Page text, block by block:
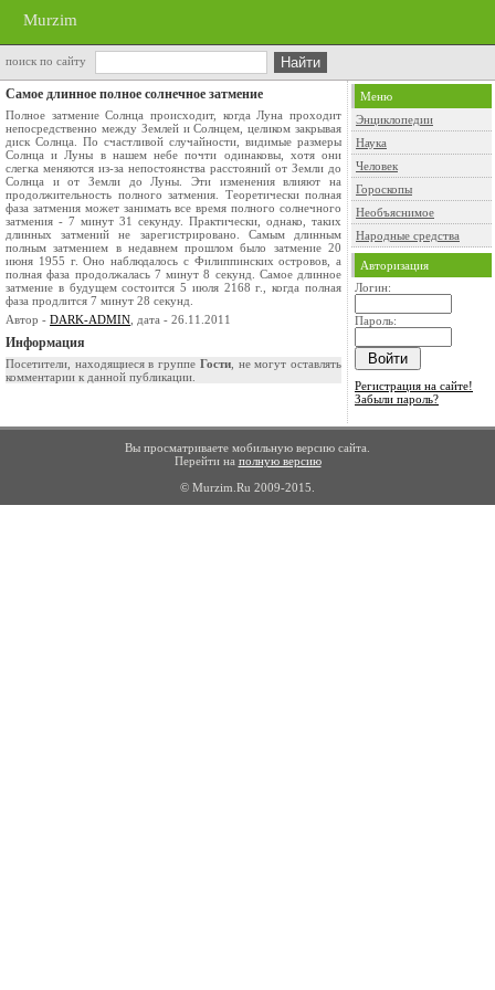
Murzim
поиск по сайту
Самое длинное полное солнечное затмение
Полное затмение Солнца происходит, когда Луна проходит
непосредственно между Землей и Солнцем, целиком закрывая
диск Солнца. По счастливой случайности, видимые размеры
Солнца и Луны в нашем небе почти одинаковы, хотя они
слегка меняются из-за непостоянства расстояний от Земли до
Солнца и от Земли до Луны. Эти изменения влияют на
продолжительность полного затмения. Теоретически полная
фаза затмения может занимать все время полного солнечного
затмения - 7 минут 31 секунду. Практически, однако, таких
длинных затмений не зарегистрировано. Самым длинным
полным затмением в недавнем прошлом было затмение 20
июня 1955 г. Оно наблюдалось с Филиппинских островов, а
полная фаза продолжалась 7 минут 8 секунд. Самое длинное
затмение в будущем состоится 5 июля 2168 г., когда полная
фаза продлится 7 минут 28 секунд.
Автор - DARK-ADMIN , дата - 26.11.2011
Информация
Посетители, находящиеся в группе Гости, не могут оставлять
комментарии к данной публикации.
Меню
Энциклопедии
Наука
Человек
Гороскопы
Необъяснимое
Народные средства
Авторизация
Логин:
Пароль:
Регистрация на сайте!
Забыли пароль?
Вы просматриваете мобильную версию сайта.
Перейти на полную версию
© Murzim.Ru 2009-2015.